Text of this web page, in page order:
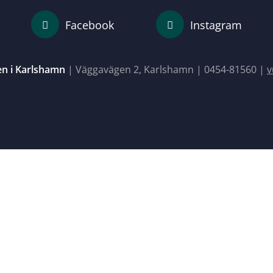
Facebook Instagram
i Karlshamn | Väggavägen 2, Karlshamn | 0454-81560 |